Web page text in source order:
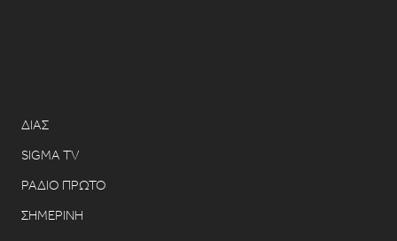
ΔΙΑΣ
SIGMA TV
ΡΑΔΙΟ ΠΡΩΤΟ
ΣΗΜΕΡΙΝΗ